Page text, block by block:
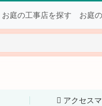
お庭の工事店を探す お庭
アクセス